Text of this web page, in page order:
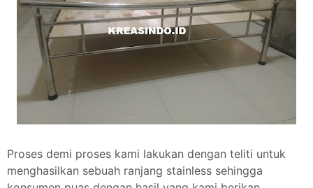
Proses demi proses kami lakukan dengan teliti untuk
menghasilkan sebuah ranjang stainless sehingga